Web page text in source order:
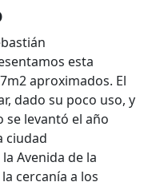
esta
aproximados. El
dado su poco uso, y
se levantó el año
ciudad
Avenida de la
cercanía a los